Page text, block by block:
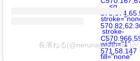
571,58.147
<g
stroke-
width="1"
fill="none"
長濱ねる(@nerunagahama_)